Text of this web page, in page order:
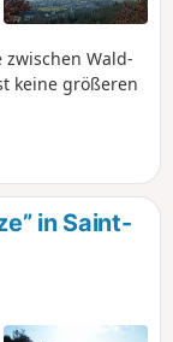
Wald-
keine größeren
in Saint-